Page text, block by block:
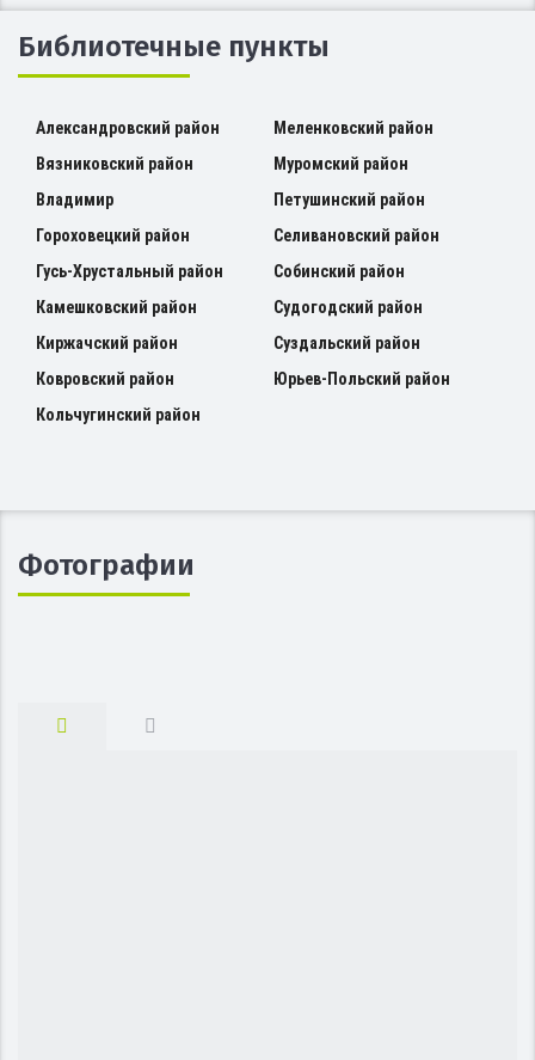
Библиотечные пункты
Александровский район
Вязниковский район
Владимир
Гороховецкий район
Гусь-Хрустальный район
Камешковский район
Киржачский район
Ковровский район
Кольчугинский район
Меленковский район
Муромский район
Петушинский район
Селивановский район
Собинский район
Судогодский район
Суздальский район
Юрьев-Польский район
Фотографии